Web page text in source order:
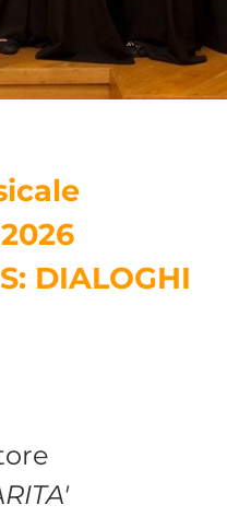
2026
DIALOGHI